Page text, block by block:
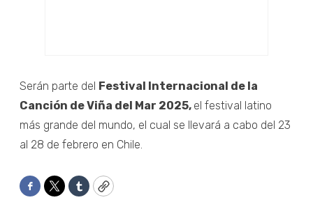
Serán parte del Festival Internacional de la
Canción de Viña del Mar 2025, el festival latino
más grande del mundo, el cual se llevará a cabo del 23
al 28 de febrero en Chile.
Facebook
TwitterTumblrCopy